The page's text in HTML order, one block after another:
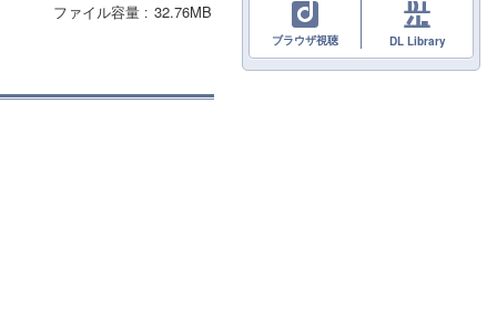
ファイル容量
32.76MB
ブラウザ視聴 DL Library